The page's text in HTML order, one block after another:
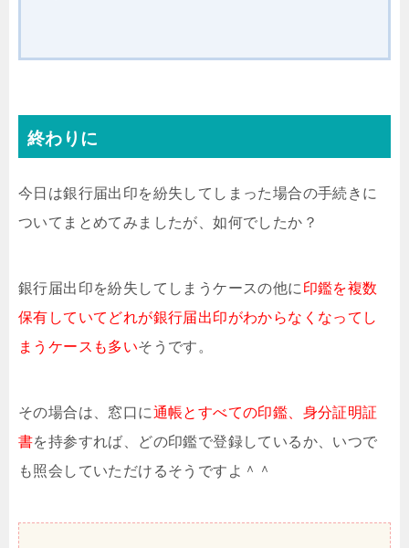
終わりに
今日は銀行届出印を紛失してしまった場合の手続きに
ついてまとめてみましたが、如何でしたか？
銀行届出印を紛失してしまうケースの他に 印鑑を複数
保有していてどれが銀行届出印がわからなくなってし
まうケースも多いそうです。
その場合は、窓口に通帳とすべての印鑑、身分証明証
書を持参すれば、どの印鑑で登録しているか、いつで
も照会していただけるそうですよ＾＾